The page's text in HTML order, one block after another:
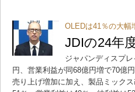
OLEDは41％の大幅
JDIの24年
ジャパンディスプ
円、営業利益が同68億円増で70億
売り上げ増加に加え、製品ミック